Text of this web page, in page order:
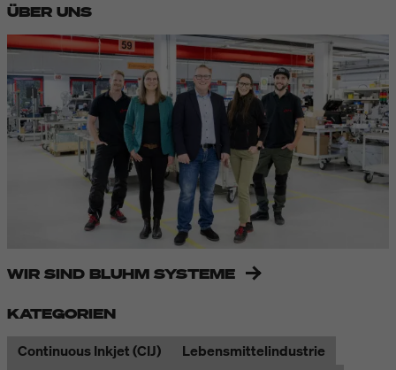
ÜBER UNS
WIR SIND BLUHM SYSTEME
KATEGORIEN
Continuous Inkjet (CIJ)
Lebensmittelindustrie